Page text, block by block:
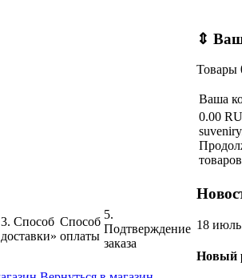
3. Способ
доставки»
Способ
оплаты
5.
Подтверждение
заказа
⇕
Товары
Ваша
0.00
18
Новый